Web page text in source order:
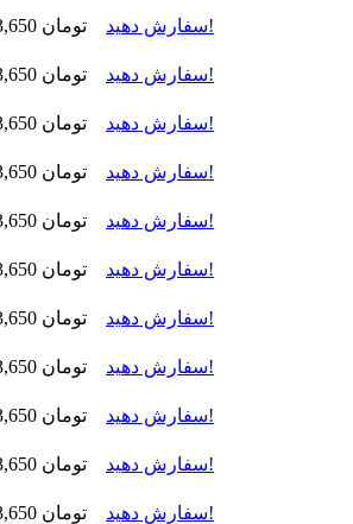
673,650 تومان سفارش دهید!
673,650 تومان سفارش دهید!
673,650 تومان سفارش دهید!
673,650 تومان سفارش دهید!
673,650 تومان سفارش دهید!
673,650 تومان سفارش دهید!
673,650 تومان سفارش دهید!
673,650 تومان سفارش دهید!
673,650 تومان سفارش دهید!
673,650 تومان سفارش دهید!
673,650 تومان سفارش دهید!